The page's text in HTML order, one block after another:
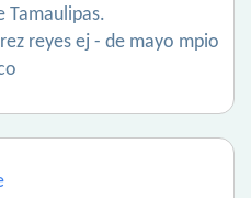
Tamaulipas.
reyes ej - de mayo mpio